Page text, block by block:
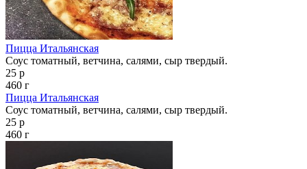
Пицца Итальянская
Соус томатный, ветчина, салями, сыр твердый.
25 р
460 г
Пицца Итальянская
Соус томатный, ветчина, салями, сыр твердый.
25 р
460 г